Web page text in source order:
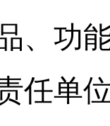
、功
任单